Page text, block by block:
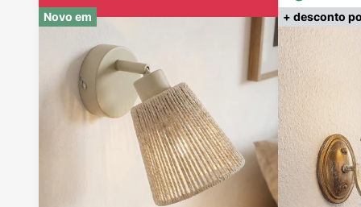
Novo em + desconto